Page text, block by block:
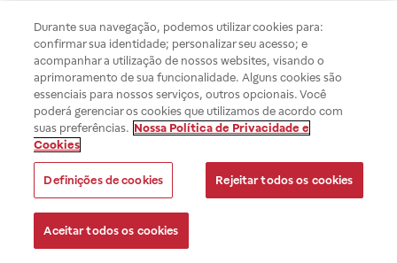
Durante sua navegação, podemos utilizar cookies para:
confirmar sua identidade; personalizar seu acesso; e
acompanhar a utilização de nossos websites, visando o
aprimoramento de sua funcionalidade. Alguns cookies são
essenciais para nossos serviços, outros opcionais. Você
poderá gerenciar os cookies que utilizamos de acordo com
suas preferências. Nossa Política de Privacidade e
Cookies
Definições de cookies Rejeitar todos os cookies
Aceitar todos os cookies